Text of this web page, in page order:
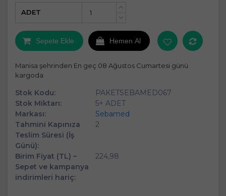
+
ADET
Sepete Ekle Hemen Al
Manisa şehrinden En geç 08 Ağustos Cumartesi günü
kargoda
Stok Kodu:
PAKETSEBAMED067
Stok Miktarı:
5+ ADET
Markası:
Sebamed
Tahmini Kapınıza
Teslim Süresi (İş
Günü):
2
Birim Fiyat (TL) –
Sepet ve kampanya
indirimleri hariç:
224,98